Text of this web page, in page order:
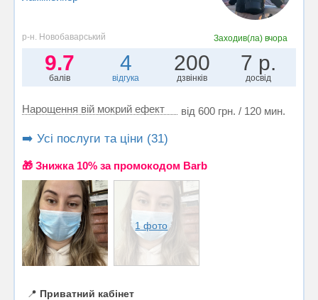
р-н. Новобаварський Заходив(ла) вчора
9.7
балів
4
відгука
200
дзвінків
7 р.
досвід
Нарощення вій мокрий ефект від 600 грн. / 120 мин.
➡️ Усі послуги та ціни (31)
🎁 Знижка 10% за промокодом Barb
1 фото
📍 Приватний кабінет